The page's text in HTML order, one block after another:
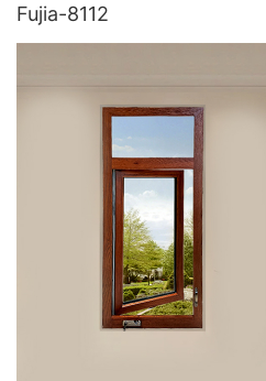
Fujia-8112